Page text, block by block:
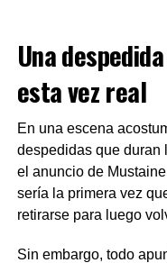
Una
esta vez real
En una escena
despedidas que duran
el anuncio de
sería la primera vez
retirarse para luego
Sin embargo, todo